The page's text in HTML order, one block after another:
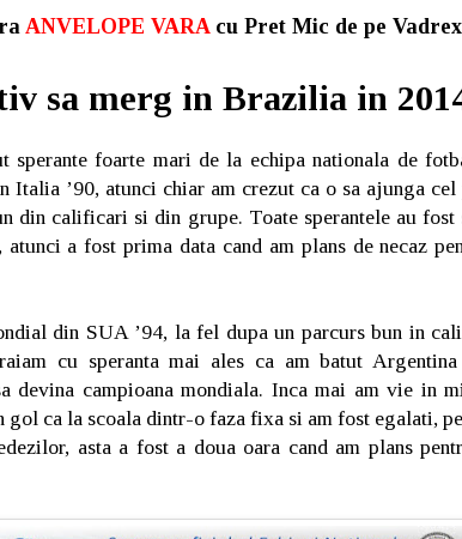
ANVELOPE VARAcu Pret Mic de pe
sa merg in Brazilia in
sperante foarte mari de la echipa nationala de
Italia ’90, atunci chiar am crezut ca o sa ajunga
din calificari si din grupe. Toate sperantele au
a fost prima data cand am plans de necaz
din SUA ’94, la fel dupa un parcurs bun in
cu speranta mai ales ca am batut
campioana mondiala. Inca mai am vie in
gol ca la scoala dintr-o faza fixa si am fost egalati,
asta a fost a doua oara cand am plans